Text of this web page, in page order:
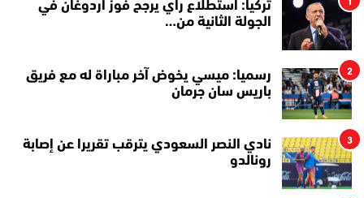
تركيا: استطلاع رأي يرجح فوز أردوغان في
الجولة الثانية من…
2
رسميا: ميسي يخوض آخر مباراة له مع فريق
باريس سان جرمان
3
نادي النصر السعودي يترقب تقريرا عن إصابة
رونالدو